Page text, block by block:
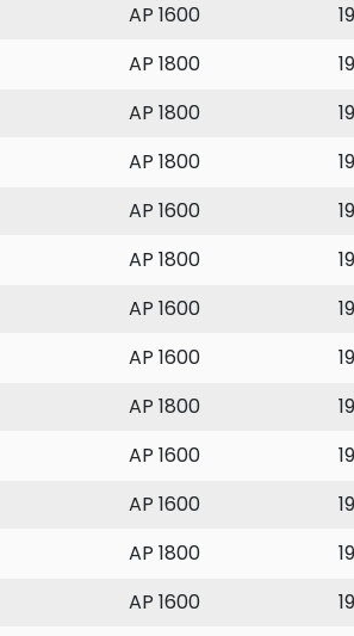
AP 1600
AP 1800
AP 1800
AP 1800
AP 1600
AP 1800
AP 1600
AP 1600
AP 1800
AP 1600
AP 1600
AP 1800
AP 1600